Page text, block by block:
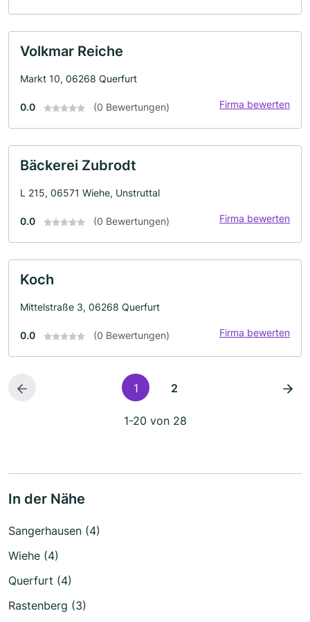
Volkmar Reiche
Markt 10, 06268 Querfurt
0.0 (0 Bewertungen) Firma bewerten
Bäckerei Zubrodt
L 215, 06571 Wiehe, Unstruttal
0.0 (0 Bewertungen) Firma bewerten
Koch
Mittelstraße 3, 06268 Querfurt
0.0 (0 Bewertungen) Firma bewerten
1 2
1-20 von 28
In der Nähe
Sangerhausen (4)
Wiehe (4)
Querfurt (4)
Rastenberg (3)